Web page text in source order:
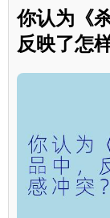
你认为《
反映了怎